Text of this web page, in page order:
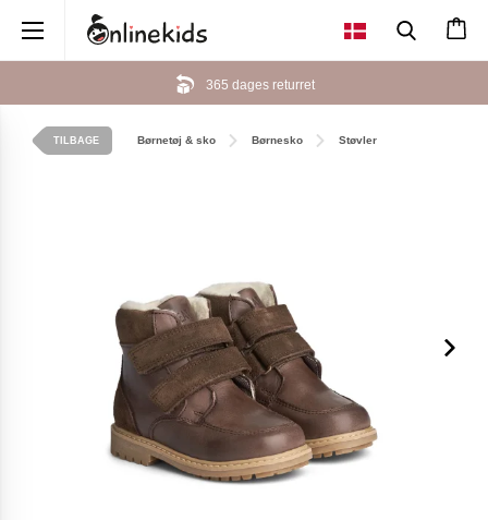
365 dages returret
TILBAGE Børnetøj & sko Børnesko Støvler